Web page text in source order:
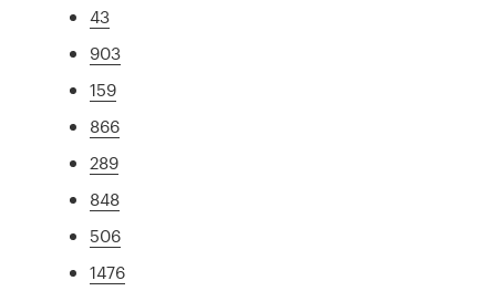
43
903
159
866
289
848
506
1476